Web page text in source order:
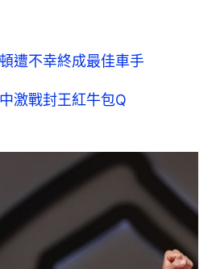
遭不幸終成最佳車手
激戰封王紅牛包Q